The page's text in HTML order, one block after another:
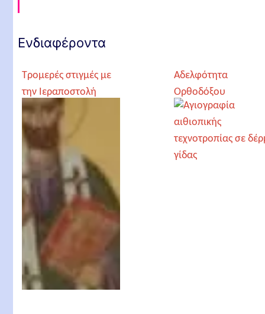
Ενδιαφέροντα
Τρομερές στιγμές με
την Ιεραποστολή
στην Αφρική
Αδελφότητα
Ορθοδόξου
Εξωτερικής
Ιεραποστολής